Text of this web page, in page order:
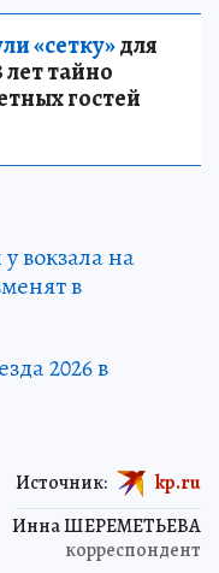
«сетку»для
тайно
гостей
вокзала на
в
2026 в
Инна ШЕРЕМЕТЬЕВА
корреспондент
Источник: kp.ru